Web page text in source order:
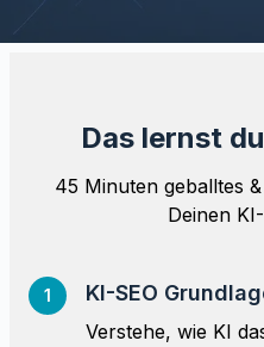
Das lernst
45 Minuten geballtes
Deinen
1 KI-SEO
Verstehe, wie KI